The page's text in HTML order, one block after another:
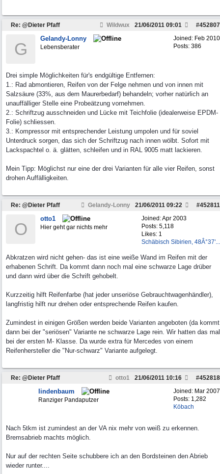
Re: @Dieter Pfaff Wildwux #452807
21/06/2011 09:01
Joined: Feb 2010
Posts: 386
G
Gelandy-Lonny
Lebensberater
Drei simple Möglichkeiten für's endgültige Entfernen:
1.: Rad abmontieren, Reifen von der Felge nehmen und von innen mit
Salzsäure (33%, aus dem Maurerbedarf) behandeln; vorher natürlich an
unauffälliger Stelle eine Probeätzung vornehmen.
2.: Schriftzug ausschneiden und Lücke mit Teichfolie (idealerweise EPDM-
Folie) schliessen.
3.: Kompressor mit entsprechender Leistung umpolen und für soviel
Unterdruck sorgen, das sich der Schriftzug nach innen wölbt. Sofort mit
Lackspachtel o. ä. glätten, schleifen und in RAL 9005 matt lackieren.
Mein Tipp: Möglichst nur eine der drei Varianten für alle vier Reifen, sonst
drohen Auffälligkeiten.
Re: @Dieter Pfaff Gelandy-Lonny #452811
21/06/2011 09:22
Joined:Apr 2003
Posts: 5,118
Likes: 1
Schäbisch Sibirien, 48Â°37'...
O
otto1
Hier geht gar nichts mehr
Abkratzen wird nicht gehen- das ist eine weiße Wand im Reifen mit der
erhabenen Schrift. Da kommt dann noch mal eine schwarze Lage drüber
und dann wird über die Schrift gehobelt.
Kurzzeitig hilft Reifenfarbe (hat jeder unseriöse Gebrauchtwagenhändler),
langfristig hilft nur drehen oder entsprechende Reifen kaufen.
Zumindest in einigen Größen werden beide Varianten angeboten (da kommt
dann bei der "seriösen" Variante ne schwarze Lage rein. Wir hatten das mal
bei der ersten M- Klasse. Da wurde extra für Mercedes von einem
Reifenhersteller die "Nur-schwarz" Variante aufgelegt.
Re: @Dieter Pfaff otto1 #452818
21/06/2011 10:16
Joined: Mar 2007
Posts: 1,282
Köbach
lindenbaum
Ranziger Pandaputzer
Nach 5tkm ist zumindest an der VA nix mehr von weiß zu erkennen.
Bremsabrieb machts möglich.
Nur auf der rechten Seite schubbere ich an den Bordsteinen den Abrieb
wieder runter....